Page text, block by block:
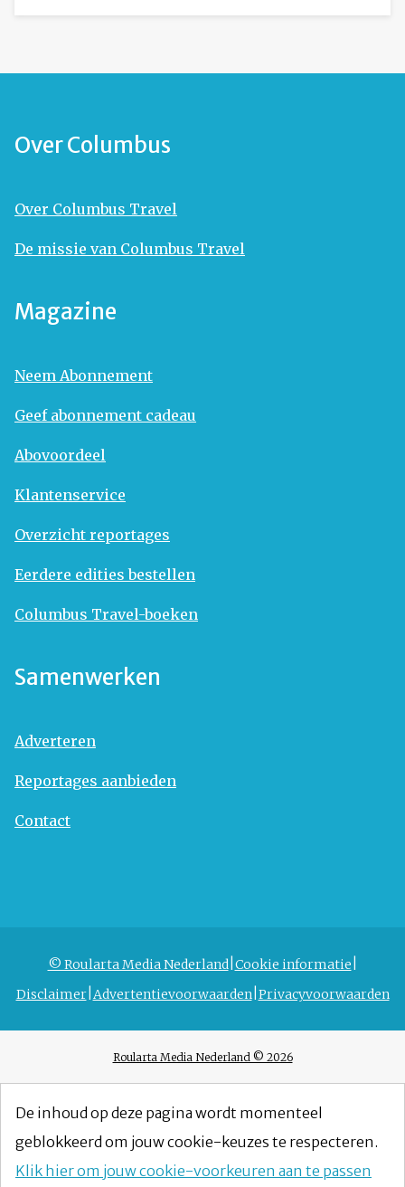
Over Columbus
Over Columbus Travel
De missie van Columbus Travel
Magazine
Neem Abonnement
Geef abonnement cadeau
Abovoordeel
Klantenservice
Overzicht reportages
Eerdere edities bestellen
Columbus Travel-boeken
Samenwerken
Adverteren
Reportages aanbieden
Contact
© Roularta Media Nederland Cookie informatie
Disclaimer Advertentievoorwaarden Privacyvoorwaarden
Roularta Media Nederland © 2026
De inhoud op deze pagina wordt momenteel
geblokkeerd om jouw cookie-keuzes te respecteren.
Klik hier om jouw cookie-voorkeuren aan te passen